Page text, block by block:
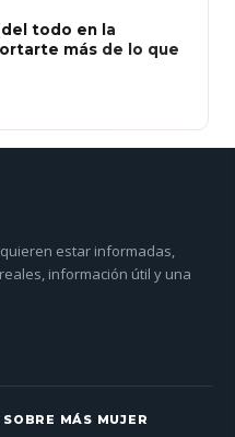
todo en la
más de lo que
estar informadas,
información útil y una
SOBRE MÁS MUJER